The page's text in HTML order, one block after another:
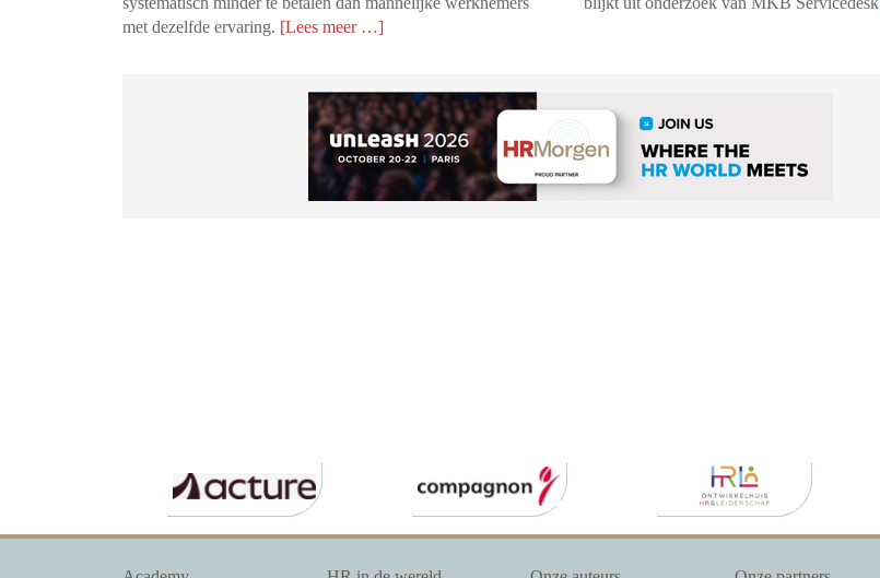
met dezelfde ervaring. [Lees meer …]